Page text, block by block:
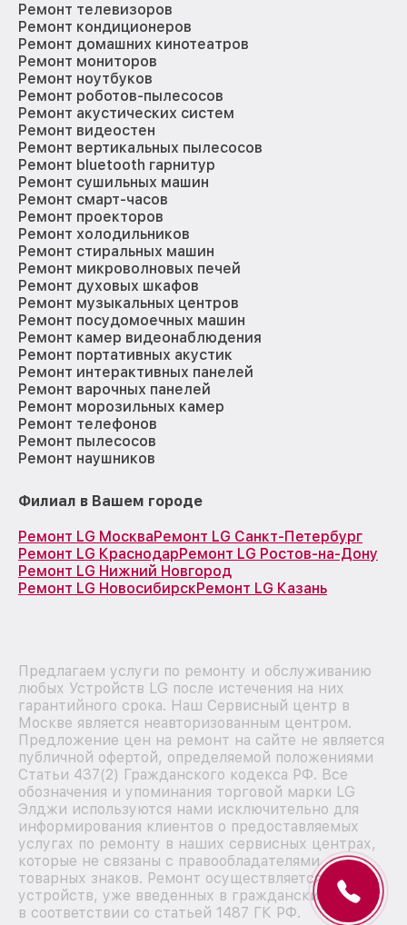
Ремонт телевизоров
Ремонт кондиционеров
Ремонт домашних кинотеатров
Ремонт мониторов
Ремонт ноутбуков
Ремонт роботов-пылесосов
Ремонт акустических систем
Ремонт видеостен
Ремонт вертикальных пылесосов
Ремонт bluetooth гарнитур
Ремонт сушильных машин
Ремонт смарт-часов
Ремонт проекторов
Ремонт холодильников
Ремонт стиральных машин
Ремонт микроволновых печей
Ремонт духовых шкафов
Ремонт музыкальных центров
Ремонт посудомоечных машин
Ремонт камер видеонаблюдения
Ремонт портативных акустик
Ремонт интерактивных панелей
Ремонт варочных панелей
Ремонт морозильных камер
Ремонт телефонов
Ремонт пылесосов
Ремонт наушников
Филиал в Вашем городе
Ремонт LG МоскваРемонт LG Санкт-Петербург
Ремонт LG КраснодарРемонт LG Ростов-на-Дону
Ремонт LG Нижний Новгород
Ремонт LG НовосибирскРемонт LG Казань
Предлагаем услуги по ремонту и обслуживанию
любых Устройств LG после истечения на них
гарантийного срока. Наш Сервисный центр в
Москве является неавторизованным центром.
Предложение цен на ремонт на сайте не является
публичной офертой, определяемой положениями
Статьи 437(2) Гражданского кодекса РФ. Все
обозначения и упоминания торговой марки LG
Элджи используются нами исключительно для
информирования клиентов о предоставляемых
услугах по ремонту в наших сервисных центрах,
которые не связаны с правообладателями
товарных знаков. Ремонт осуществляется для
устройств, уже введенных в гражданский оборот
в соответствии со статьей 1487 ГК РФ.